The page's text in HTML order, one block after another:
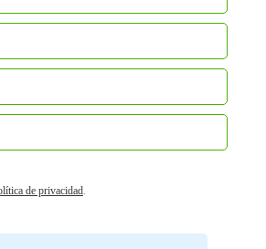
de privacidad.